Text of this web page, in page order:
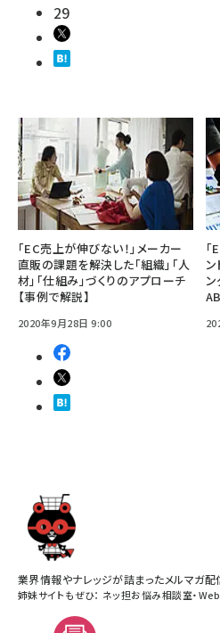
29
「EC売上が伸びない！」メーカー
直販の課題を解決した「組織」「人
材」「仕組み」づくりのアプローチ
【事例で解説】
2020年9月28日 9:00
業界情報やナレッジが詰まったメルマガ配
姉妹サイトもぜひ： ネッ担お悩み相談室・